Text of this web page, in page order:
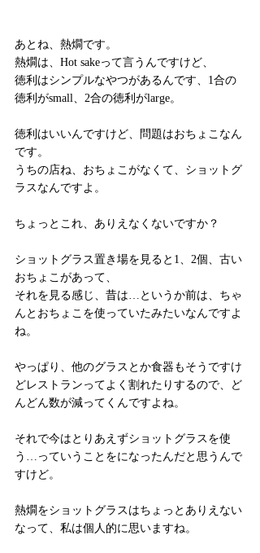
あとね、熱燗です。
熱燗は、Hot sakeって言うんですけど、
徳利はシンプルなやつがあるんです、1合の
徳利がsmall、2合の徳利がlarge。
徳利はいいんですけど、問題はおちょこなん
です。
うちの店ね、おちょこがなくて、ショットグ
ラスなんですよ。
ちょっとこれ、ありえなくないですか？
ショットグラス置き場を見ると1、2個、古い
おちょこがあって、
それを見る感じ、昔は…というか前は、ちゃ
んとおちょこを使っていたみたいなんですよ
ね。
やっぱり、他のグラスとか食器もそうですけ
どレストランってよく割れたりするので、ど
んどん数が減ってくんですよね。
それで今はとりあえずショットグラスを使
う…っていうことをになったんだと思うんで
すけど。
熱燗をショットグラスはちょっとありえない
なって、私は個人的に思いますね。